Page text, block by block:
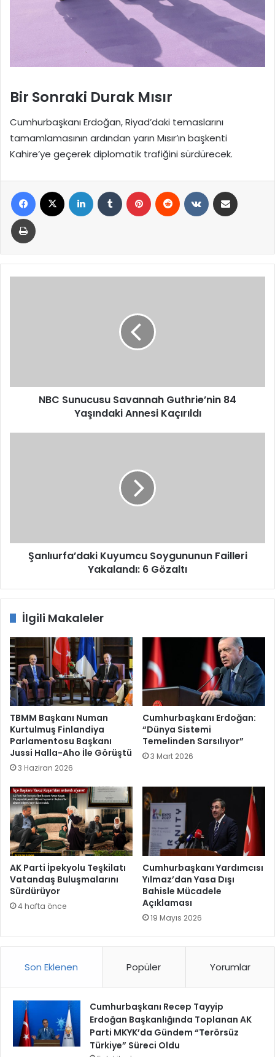
Bir Sonraki Durak Mısır
Cumhurbaşkanı Erdoğan, Riyad’daki temaslarını
tamamlamasının ardından yarın Mısır’ın başkenti
Kahire’ye geçerek diplomatik trafiğini sürdürecek.
Facebook LinkedIn Tumblr Pinterest Reddit VKontakte
Yazdır
NBC Sunucusu Savannah Guthrie’nin 84
Yaşındaki Annesi Kaçırıldı
Şanlıurfa’daki Kuyumcu Soygununun Failleri
Yakalandı: 6 Gözaltı
İlgili Makaleler
TBMM Başkanı Numan
Kurtulmuş Finlandiya
Parlamentosu Başkanı
Jussi Halla-Aho İle Görüştü
3 Haziran 2026
Cumhurbaşkanı Erdoğan:
“Dünya Sistemi
Temelinden Sarsılıyor”
3 Mart 2026
AK Parti İpekyolu Teşkilatı
Vatandaş Buluşmalarını
Sürdürüyor
4 hafta önce
Cumhurbaşkanı Yardımcısı
Yılmaz’dan Yasa Dışı
Bahisle Mücadele
Açıklaması
19 Mayıs 2026
Son Eklenen Popüler Yorumlar
Cumhurbaşkanı Recep Tayyip
Erdoğan Başkanlığında Toplanan AK
Parti MKYK’da Gündem “Terörsüz
Türkiye” Süreci Oldu